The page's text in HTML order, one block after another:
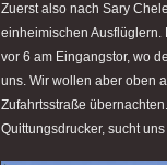
Zuerst also nach Sary
einheimischen Ausflüglern.
vor 6 am Eingangstor, wo
uns. Wir wollen aber oben
Zufahrtsstraße
Quittungsdrucker, sucht